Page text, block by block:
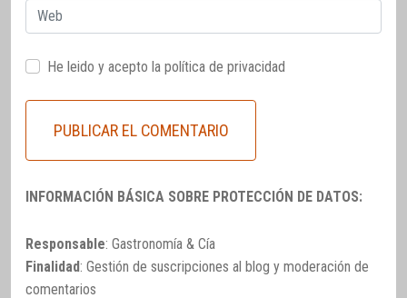
Web
He leido y acepto la política de privacidad
INFORMACIÓN BÁSICA SOBRE PROTECCIÓN DE DATOS:
Responsable: Gastronomía & Cía
Finalidad: Gestión de suscripciones al blog y moderación de
comentarios